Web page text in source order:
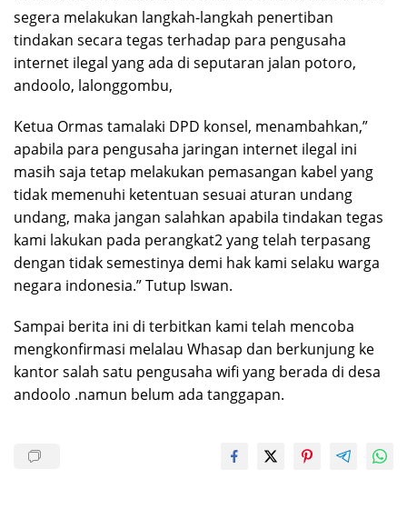
segera melakukan langkah-langkah penertiban
tindakan secara tegas terhadap para pengusaha
internet ilegal yang ada di seputaran jalan potoro,
andoolo, lalonggombu,
Ketua Ormas tamalaki DPD konsel, menambahkan,”
apabila para pengusaha jaringan internet ilegal ini
masih saja tetap melakukan pemasangan kabel yang
tidak memenuhi ketentuan sesuai aturan undang
undang, maka jangan salahkan apabila tindakan tegas
kami lakukan pada perangkat2 yang telah terpasang
dengan tidak semestinya demi hak kami selaku warga
negara indonesia.” Tutup Iswan.
Sampai berita ini di terbitkan kami telah mencoba
mengkonfirmasi melalau Whasap dan berkunjung ke
kantor salah satu pengusaha wifi yang berada di desa
andoolo .namun belum ada tanggapan.